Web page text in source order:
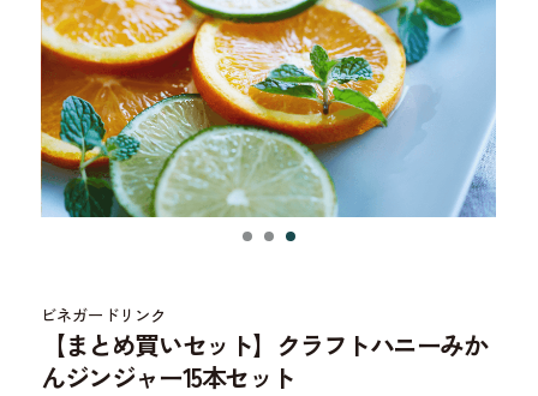
ビネガードリンク
【まとめ買いセット】クラフトハニーみか
んジンジャー15本セット